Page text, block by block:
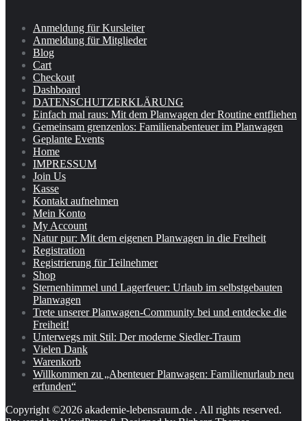
Anmeldung für Kursleiter
Anmeldung für Mitglieder
Blog
Cart
Checkout
Dashboard
DATENSCHUTZERKLÄRUNG
Einfach mal raus: Mit dem Planwagen der Routine entfliehen
Gemeinsam grenzenlos: Familienabenteuer im Planwagen
Geplante Events
Home
IMPRESSUM
Join Us
Kasse
Kontakt aufnehmen
Mein Konto
My Account
Natur pur: Mit dem eigenen Planwagen in die Freiheit
Registration
Registrierung für Teilnehmer
Shop
Sternenhimmel und Lagerfeuer: Urlaub im selbstgebauten
Planwagen
Trete unserer Planwagen-Community bei und entdecke die
Freiheit!
Unterwegs mit Stil: Der moderne Siedler-Traum
Vielen Dank
Warenkorb
Willkommen zu „Abenteuer Planwagen: Familienurlaub neu
erfunden“
Copyright ©2026 akademie-lebensraum.de . All rights reserved.